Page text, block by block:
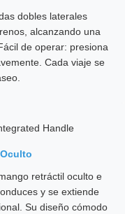
dobles laterales
alcanzando una
de operar: presiona
Cada viaje se
retráctil oculto e
y se extiende
Su diseño cómodo